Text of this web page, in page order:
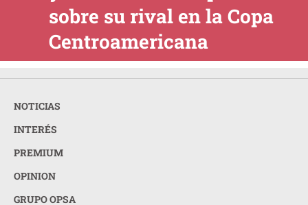
sobre su rival en la Copa
Centroamericana
NOTICIAS
INTERÉS
PREMIUM
OPINION
GRUPO OPSA